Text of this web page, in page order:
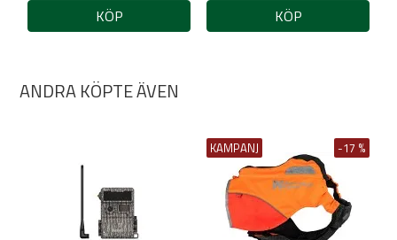
KÖP KÖP
ANDRA KÖPTE ÄVEN
KAMPANJ -17 %